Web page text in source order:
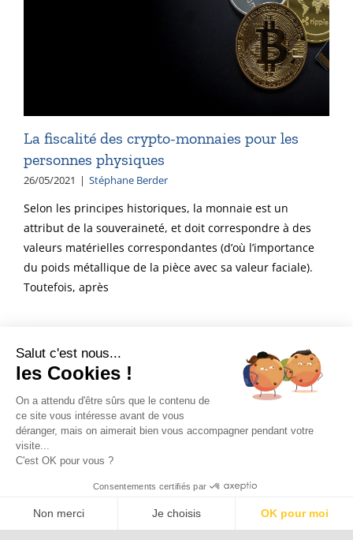
La fiscalité des crypto-monnaies pour les
personnes physiques
26/05/2021 | Stéphane Berder
Selon les principes historiques, la monnaie est un
attribut de la souveraineté, et doit correspondre à des
valeurs matérielles correspondantes (d’où l’importance
du poids métallique de la pièce avec sa valeur faciale).
Toutefois, après
Voir les articles de Stephane Berder
Salut c'est nous...
les Cookies !
On a attendu d'être sûrs que le contenu de
ce site vous intéresse avant de vous
déranger, mais on aimerait bien vous accompagner pendant votre
visite...
C'est OK pour vous ?
Consentements certifiés par
Non merci Je choisis
OK pour moi